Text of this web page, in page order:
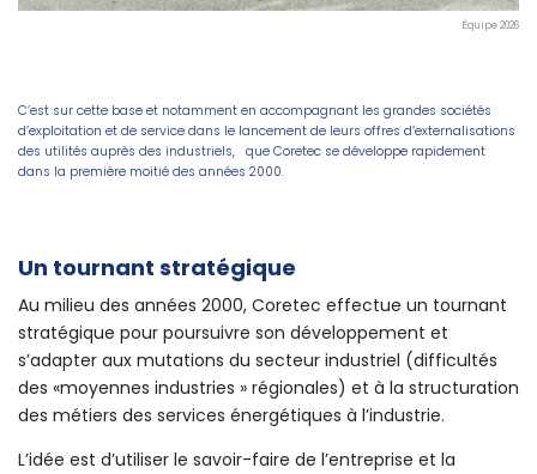
Équipe 2026
C’est sur cette base et notamment en accompagnant les grandes sociétés
d’exploitation et de service dans le lancement de leurs offres d’externalisations
des utilités auprès des industriels, que Coretec se développe rapidement
dans la première moitié des années 2000.
Un tournant stratégique
Au milieu des années 2000, Coretec effectue un tournant
stratégique pour poursuivre son développement et
s’adapter aux mutations du secteur industriel (difficultés
des «moyennes industries » régionales) et à la structuration
des métiers des services énergétiques à l’industrie.
L’idée est d’utiliser le savoir-faire de l’entreprise et la